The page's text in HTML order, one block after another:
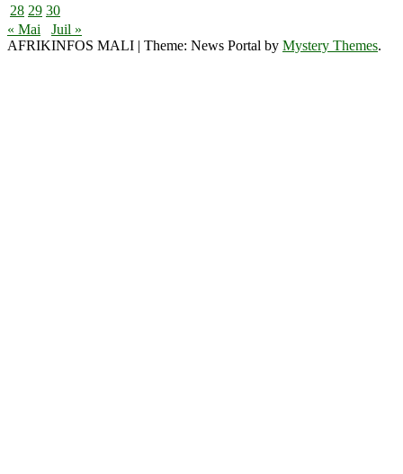
28 29 30
« Mai
Juil »
AFRIKINFOS MALI | Theme: News Portal by Mystery Themes.